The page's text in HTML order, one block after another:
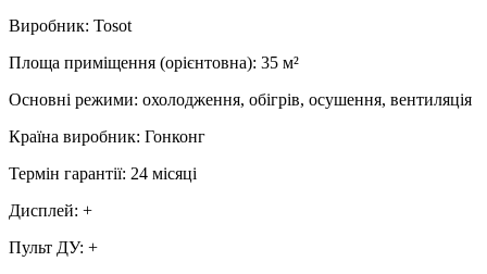
Виробник: Tosot
Площа приміщення (орієнтовна): 35 м²
Основні режими: охолодження, обігрів, осушення, вентиляція
Країна виробник: Гонконг
Термін гарантії: 24 місяці
Дисплей: +
Пульт ДУ: +